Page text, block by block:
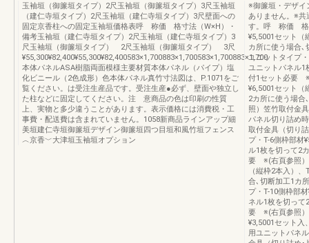
玉袖垣（御簾垣タイプ）2尺玉袖垣（御簾垣タイプ）3尺玉袖垣
（建仁寺垣タイプ）2尺玉袖垣（建仁寺垣タイプ）3尺壁面への
固定京香柱への固定玉袖垣価格表呼 称価 格寸法（W×H）・
備考玉袖垣（建仁寺垣タイプ）2尺玉袖垣（建仁寺垣タイプ）3
尺玉袖垣（御簾垣タイプ） 2尺玉袖垣（御簾垣タイプ） 3尺
¥55,300¥82,400¥55,300¥82,400583×1,700883×1,700583×1,700883×1,700
本体パネルASA樹脂両面模様主要材質本体パネル（パイプ）塩
化ビニール（2色成形）色本体パネル真竹寸法図は、P.1071をご
覧ください。は受注生産品です。受注生産●必ず、壁面や独立し
た柱などに固定してください。注 意商品の色は印刷の性質
上、実物と多少違うことがあります。表示価格には消費税・工
事費・配送費は含まれていません。1058新商品ラインアップ細
美垣建仁寺垣御簾垣デザイン御簾垣四つ目垣和風竹垣フェンス
︿京香﹀大津垣玉袖垣オプション
※御簾垣・デザイ
ありません。※共
す。呼 称価 格
¥5,5001セット（
カ所に使う場合
ユニットタイプ
ユニットパネル1
付1セット必要
¥6,5001セット（
2カ所に使う場
照）笠竹取付金
パネル切り詰め
取付金具（切り
プ・T-6側枠部材
ル1枚を切って2
要 ※(右頁参照）
（縦枠2本入）
合､切断加工1カ
プ・T-10側枠部
ネル1枚を切って
要 ※(右頁参照）
¥3,5001セット入
用ユニットパネ